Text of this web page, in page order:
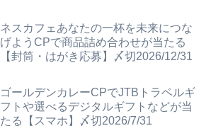
ネスカフェあなたの一杯を未来につな
げようCPで商品詰め合わせが当たる
【封筒・はがき応募】〆切2026/12/31
ゴールデンカレーCPでJTBトラベルギ
フトや選べるデジタルギフトなどが当
たる【スマホ】〆切2026/7/31